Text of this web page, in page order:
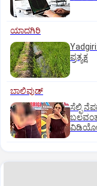
ಯಾದಗಿರಿ
ಪ್ರತ್ಯಕ್ಷ
ಬಾಲಿವುಡ್‌
ಸೆಲ್ಫಿ
ವಿಡಿಯೋ